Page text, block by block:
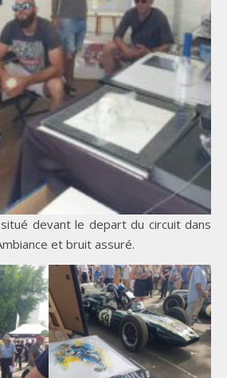
devant le depart du circuit dans
et bruit assuré.